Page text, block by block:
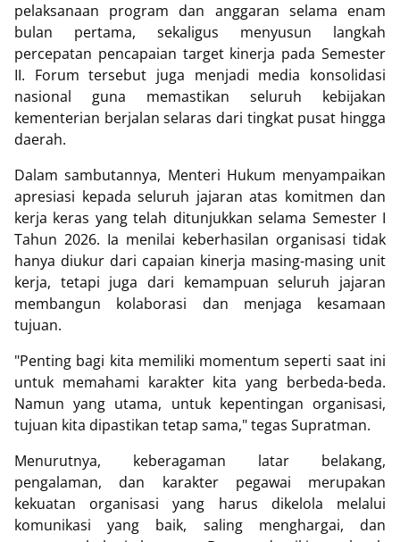
pelaksanaan program dan anggaran selama enam
bulan pertama, sekaligus menyusun langkah
percepatan pencapaian target kinerja pada Semester
II. Forum tersebut juga menjadi media konsolidasi
nasional guna memastikan seluruh kebijakan
kementerian berjalan selaras dari tingkat pusat hingga
daerah.
Dalam sambutannya, Menteri Hukum menyampaikan
apresiasi kepada seluruh jajaran atas komitmen dan
kerja keras yang telah ditunjukkan selama Semester I
Tahun 2026. Ia menilai keberhasilan organisasi tidak
hanya diukur dari capaian kinerja masing-masing unit
kerja, tetapi juga dari kemampuan seluruh jajaran
membangun kolaborasi dan menjaga kesamaan
tujuan.
"Penting bagi kita memiliki momentum seperti saat ini
untuk memahami karakter kita yang berbeda-beda.
Namun yang utama, untuk kepentingan organisasi,
tujuan kita dipastikan tetap sama," tegas Supratman.
Menurutnya, keberagaman latar belakang,
pengalaman, dan karakter pegawai merupakan
kekuatan organisasi yang harus dikelola melalui
komunikasi yang baik, saling menghargai, dan